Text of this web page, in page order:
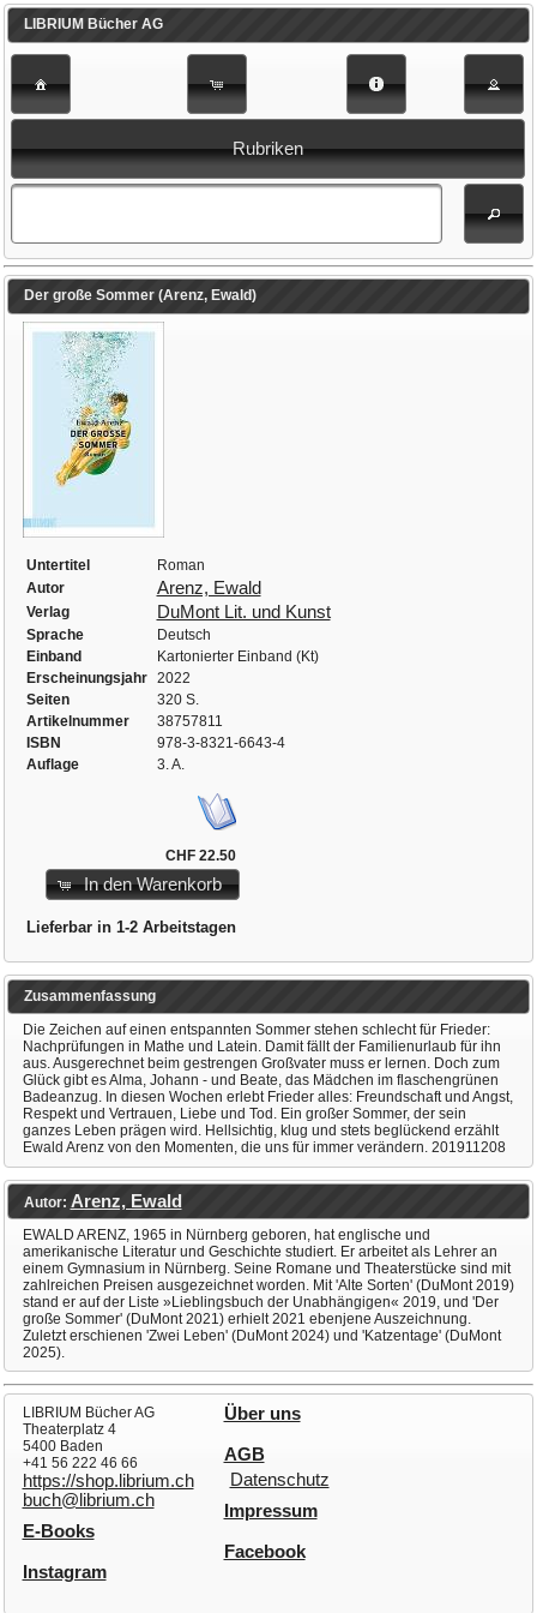
LIBRIUM Bücher AG
Rubriken
Der große Sommer (Arenz, Ewald)
Untertitel
Roman
Autor
Arenz, Ewald
Verlag DuMont Lit. und Kunst
Sprache
Deutsch
Einband
Kartonierter Einband (Kt)
Erscheinungsjahr
2022
Seiten
320 S.
Artikelnummer
38757811
ISBN
978-3-8321-6643-4
Auflage
3. A.
CHF 22.50
In den Warenkorb
Lieferbar in 1-2 Arbeitstagen
Zusammenfassung
Die Zeichen auf einen entspannten Sommer stehen schlecht für Frieder:
Nachprüfungen in Mathe und Latein. Damit fällt der Familienurlaub für ihn
aus. Ausgerechnet beim gestrengen Großvater muss er lernen. Doch zum
Glück gibt es Alma, Johann - und Beate, das Mädchen im flaschengrünen
Badeanzug. In diesen Wochen erlebt Frieder alles: Freundschaft und Angst,
Respekt und Vertrauen, Liebe und Tod. Ein großer Sommer, der sein
ganzes Leben prägen wird. Hellsichtig, klug und stets beglückend erzählt
Ewald Arenz von den Momenten, die uns für immer verändern. 201911208
Autor: Arenz, Ewald
EWALD ARENZ, 1965 in Nürnberg geboren, hat englische und
amerikanische Literatur und Geschichte studiert. Er arbeitet als Lehrer an
einem Gymnasium in Nürnberg. Seine Romane und Theaterstücke sind mit
zahlreichen Preisen ausgezeichnet worden. Mit 'Alte Sorten' (DuMont 2019)
stand er auf der Liste »Lieblingsbuch der Unabhängigen« 2019, und 'Der
große Sommer' (DuMont 2021) erhielt 2021 ebenjene Auszeichnung.
Zuletzt erschienen 'Zwei Leben' (DuMont 2024) und 'Katzentage' (DuMont
2025).
LIBRIUM Bücher AG
Theaterplatz 4
5400 Baden
+41 56 222 46 66
https://shop.librium.ch
buch@librium.ch
Über uns
AGB
Datenschutz
Impressum
E-Books
Facebook
Instagram